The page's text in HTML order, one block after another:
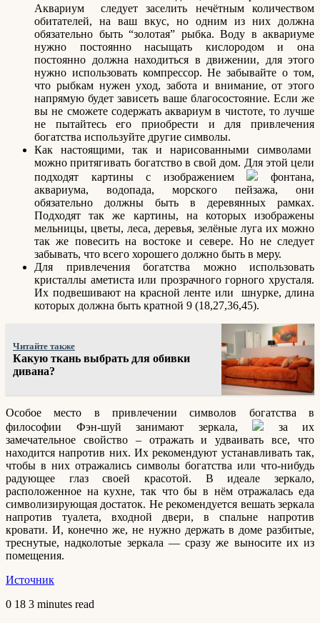
Аквариум следует заселить нечётным количеством
обитателей, на ваш вкус, но одним из них должна
обязательно быть “золотая” рыбка. Воду в аквариуме
нужно постоянно насыщать кислородом и она
постоянно должна находиться в движении, для этого
нужно использовать компрессор. Не забывайте о том,
что рыбкам нужен уход, забота и внимание, от этого
напрямую будет зависеть ваше благосостояние. Если же
вы не сможете содержать аквариум в чистоте, то лучше
не пытайтесь его приобрести и для привлечения
богатства используйте другие символы.
Как настоящими, так и нарисованными символами
можно притягивать богатство в свой дом. Для этой цели
подходят картины с изображением
фонтана,
аквариума, водопада, морского пейзажа, они
обязательно должны быть в деревянных рамках.
Подходят так же картины, на которых изображены
мельницы, цветы, леса, деревья, зелёные луга их можно
так же повесить на востоке и севере. Но не следует
забывать, что всего хорошего должно быть в меру.
Для привлечения богатства можно использовать
кристаллы аметиста или прозрачного горного хрусталя.
Их подвешивают на красной ленте или шнурке, длина
которых должна быть кратной 9 (18,27,36,45).
Читайте также
Какую ткань выбрать для обивки
дивана?
Особое место в привлечении символов богатства в
философии Фэн-шуй занимают зеркала,
за их
замечательное свойство – отражать и удваивать все, что
находится напротив них. Их рекомендуют устанавливать так,
чтобы в них отражались символы богатства или что-нибудь
радующее глаз своей красотой. В идеале зеркало,
расположенное на кухне, так что бы в нём отражалась еда
символизирующая достаток. Не рекомендуется вешать зеркала
напротив туалета, входной двери, в спальне напротив
кровати. И, конечно же, не нужно держать в доме разбитые,
треснутые, надколотые зеркала — сразу же выносите их из
помещения.
Источник
0 18 3 minutes read